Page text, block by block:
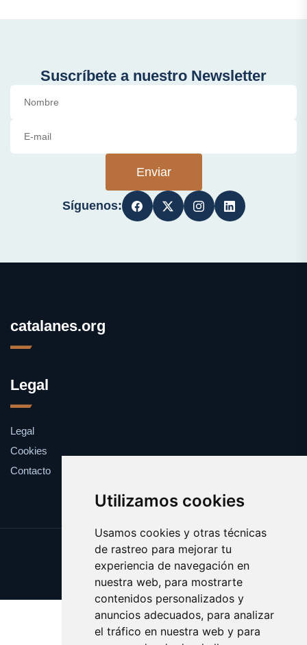
Utilizamos cookies
Usamos cookies y otras técnicas
de rastreo para mejorar tu
experiencia de navegación en
nuestra web, para mostrarte
contenidos personalizados y
anuncios adecuados, para analizar
el tráfico en nuestra web y para
Suscríbete a nuestro Newsletter
Enviar
Síguenos:
catalanes.org
Legal
Legal
Cookies
Contacto
Update cookies preferences
Copyright © 2025 catalanes.org